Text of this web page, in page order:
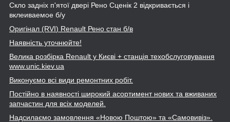
Скло задніх п'ятої двері Рено Сценік 2 відкривається і
вклеиваемое б/у
Оригінал (RVI) Renault Рено стан б/в
Наявність уточнюйте!
Велика розбірка Renault у Києві + станція техобслуговування
www.unic .kiev.ua
Виконуємо всі види ремонтних робіт.
Постійно в наявності широкий асортимент нових та вживаних
запчастин для всіх моделей.
Надсилаємо замовлення «Новою Поштою» та «Самовивіз».